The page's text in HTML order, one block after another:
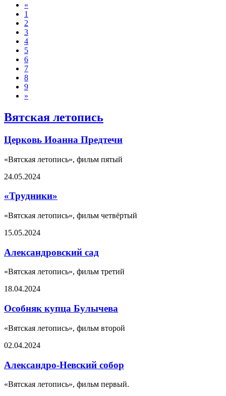
«
1
2
3
4
5
6
7
8
9
»
Вятская летопись
Церковь Иоанна Предтечи
«Вятская летопись», фильм пятый
24.05.2024
«Трудники»
«Вятская летопись», фильм четвёртый
15.05.2024
Александровский сад
«Вятская летопись», фильм третий
18.04.2024
Особняк купца Булычева
«Вятская летопись», фильм второй
02.04.2024
Александро-Невский собор
«Вятская летопись», фильм первый.